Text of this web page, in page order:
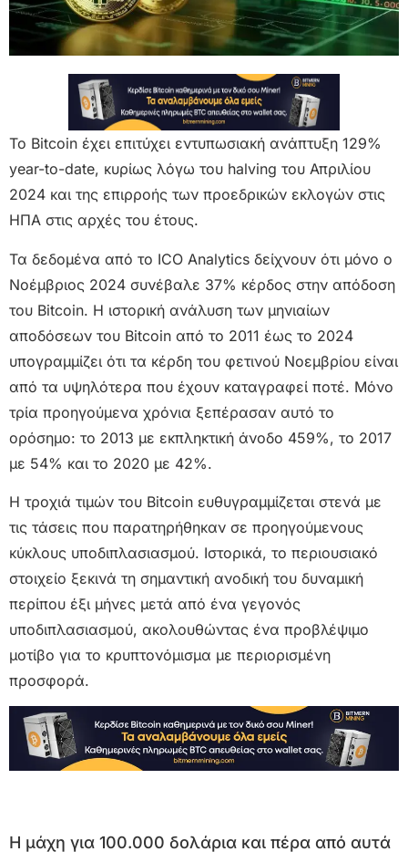
Το Bitcoin έχει επιτύχει εντυπωσιακή ανάπτυξη 129%
year-to-date, κυρίως λόγω του halving του Απριλίου
2024 και της επιρροής των προεδρικών εκλογών στις
ΗΠΑ στις αρχές του έτους.
Τα δεδομένα από το ICO Analytics δείχνουν ότι μόνο ο
Νοέμβριος 2024 συνέβαλε 37% κέρδος στην απόδοση
του Bitcoin. Η ιστορική ανάλυση των μηνιαίων
αποδόσεων του Bitcoin από το 2011 έως το 2024
υπογραμμίζει ότι τα κέρδη του φετινού Νοεμβρίου είναι
από τα υψηλότερα που έχουν καταγραφεί ποτέ. Μόνο
τρία προηγούμενα χρόνια ξεπέρασαν αυτό το
ορόσημο: το 2013 με εκπληκτική άνοδο 459%, το 2017
με 54% και το 2020 με 42%.
Η τροχιά τιμών του Bitcoin ευθυγραμμίζεται στενά με
τις τάσεις που παρατηρήθηκαν σε προηγούμενους
κύκλους υποδιπλασιασμού. Ιστορικά, το περιουσιακό
στοιχείο ξεκινά τη σημαντική ανοδική του δυναμική
περίπου έξι μήνες μετά από ένα γεγονός
υποδιπλασιασμού, ακολουθώντας ένα προβλέψιμο
μοτίβο για το κρυπτονόμισμα με περιορισμένη
προσφορά.
Η μάχη για 100.000 δολάρια και πέρα από αυτά